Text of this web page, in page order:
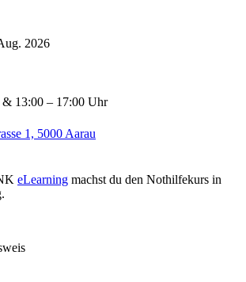
2026
& 13:00 – 17:00 Uhr
1, 5000 Aarau
eLearning machst du den Nothilfekurs in